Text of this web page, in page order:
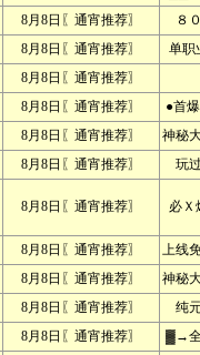
8月8日〖通宵推荐〗
８
8月8日〖通宵推荐〗
单职
8月8日〖通宵推荐〗
8月8日〖通宵推荐〗
●首
8月8日〖通宵推荐〗
神秘
8月8日〖通宵推荐〗 玩
8月8日〖通宵推荐〗 必Ｘ
8月8日〖通宵推荐〗
上线
8月8日〖通宵推荐〗
神秘
8月8日〖通宵推荐〗
纯
8月8日〖通宵推荐〗
▓→